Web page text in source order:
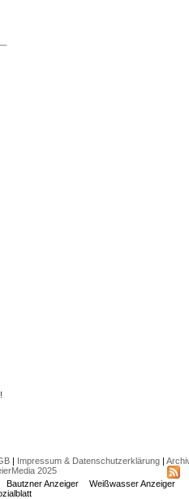
| Impressum & Datenschutzerklärung|
2025
Bautzner Anzeiger
Weißwasser Anzeiger